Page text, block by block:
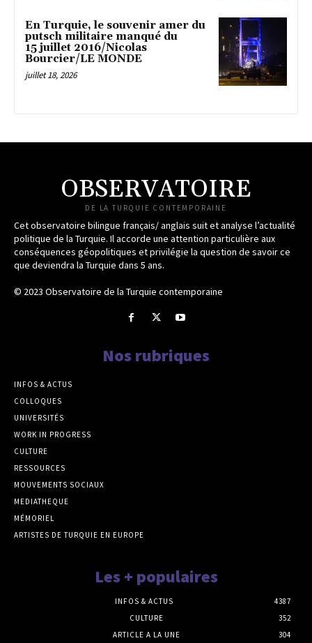
En Turquie, le souvenir amer du
putsch militaire manqué du
15 juillet 2016/Nicolas
Bourcier/LE MONDE
juillet 18, 2026
OBSERVATOIRE
DE LA TURQUIE CONTEMPORAINE
Cet observatoire bilingue français/ anglais suit et analyse l’actualité
politique de la Turquie. Il accorde une attention particulière aux
conséquences géopolitiques et privilégie la question de savoir ce
que deviendra la Turquie dans 5 ans.
© 2023 Observatoire de la Turquie contemporaine
Nos rubriques
INFOS & ACTUS
COLLOQUES
UNIVERSITÉS
WORK IN PROGRESS
CULTURE
RESSOURCES
MOUVEMENTS SOCIAUX
MEDIATHEQUE
MÉMORIEL
ARTISTES DE TURQUIE EN EUROPE
Les + populaires
INFOS & ACTUS
4387
CULTURE
352
ARTICLE A LA UNE
304